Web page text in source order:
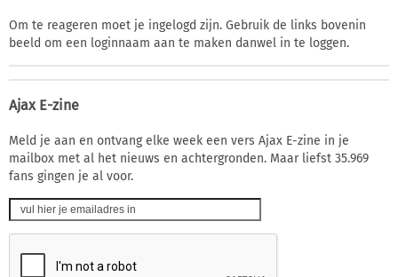
Om te reageren moet je ingelogd zijn. Gebruik de links bovenin
beeld om een loginnaam aan te maken danwel in te loggen.
Ajax E-zine
Meld je aan en ontvang elke week een vers Ajax E-zine in je
mailbox met al het nieuws en achtergronden. Maar liefst 35.969
fans gingen je al voor.